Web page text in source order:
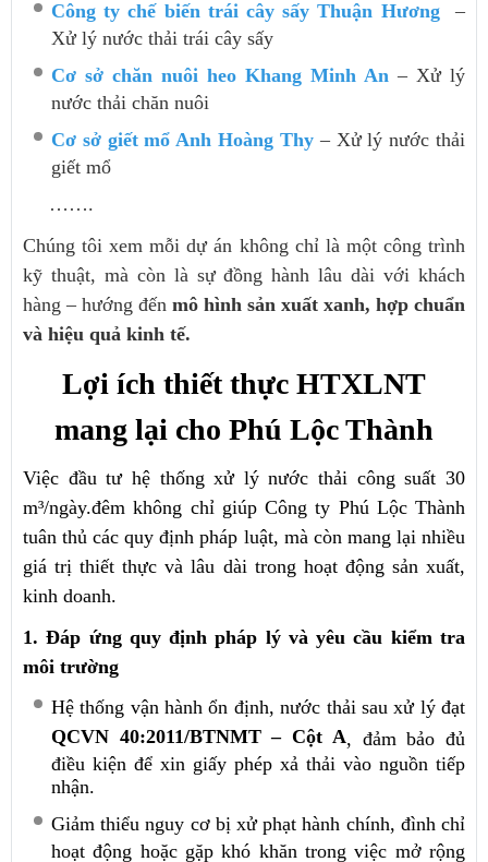
Công ty chế biến trái cây sấy Thuận Hương –
Xử lý nước thải trái cây sấy
Cơ sở chăn nuôi heo Khang Minh An – Xử lý
nước thải chăn nuôi
Cơ sở giết mổ Anh Hoàng Thy – Xử lý nước thải
giết mổ
…….
Chúng tôi xem mỗi dự án không chỉ là một công trình
kỹ thuật, mà còn là sự đồng hành lâu dài với khách
hàng – hướng đến mô hình sản xuất xanh, hợp chuẩn
và hiệu quả kinh tế.
Lợi ích thiết thực HTXLNT
mang lại cho Phú Lộc Thành
Việc đầu tư hệ thống xử lý nước thải công suất 30
m³/ngày.đêm không chỉ giúp Công ty Phú Lộc Thành
tuân thủ các quy định pháp luật, mà còn mang lại nhiều
giá trị thiết thực và lâu dài trong hoạt động sản xuất,
kinh doanh.
1. Đáp ứng quy định pháp lý và yêu cầu kiểm tra
môi trường
Hệ thống vận hành ổn định, nước thải sau xử lý đạt
QCVN 40:2011/BTNMT – Cột A, đảm bảo đủ
điều kiện để xin giấy phép xả thải vào nguồn tiếp
nhận.
Giảm thiểu nguy cơ bị xử phạt hành chính, đình chỉ
hoạt động hoặc gặp khó khăn trong việc mở rộng